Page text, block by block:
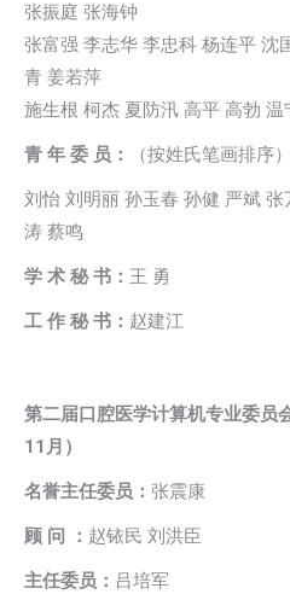
张振庭 张海钟
张富强 李志华 李忠科 杨连平 沈
青 姜若萍
施生根 柯杰 夏防汛 高平 高勃
青 年 委 员： （按姓氏笔画排序）
刘怡 刘明丽 孙玉春 孙健 严斌
涛 蔡鸣
学 术 秘 书： 王 勇
工 作 秘 书： 赵建江
第二届口腔医学计算机专业委
11月）
名誉主任委员： 张震康
顾 问 ： 赵铱民 刘洪臣
主任委员： 吕培军